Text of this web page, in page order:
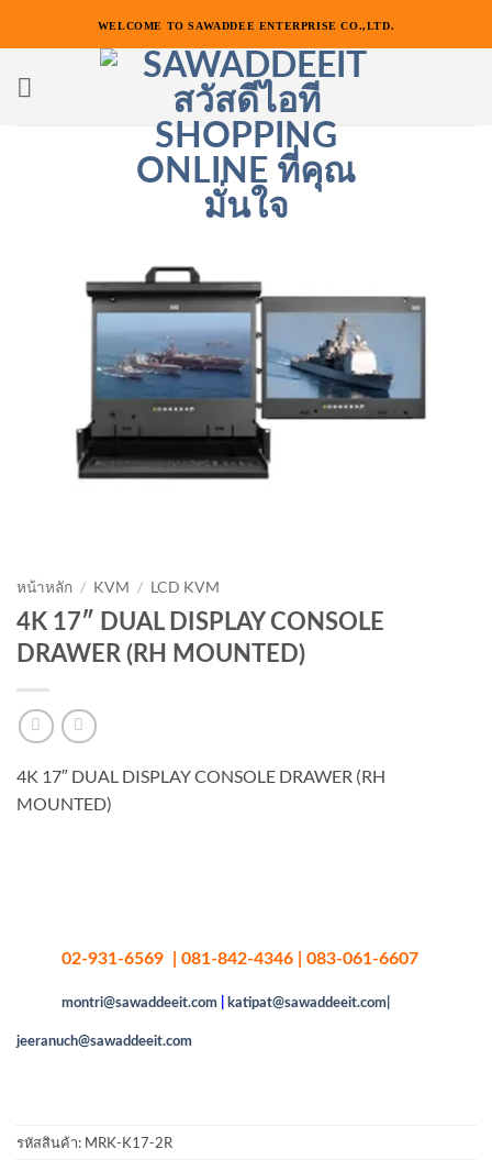
เนื้อหา
WELCOME TO SAWADDEE ENTERPRISE CO.,LTD.
หน้าหลัก / KVM / LCD KVM
4K 17″ DUAL DISPLAY CONSOLE
DRAWER (RH MOUNTED)
4K 17″ DUAL DISPLAY CONSOLE DRAWER (RH
MOUNTED)
02-931-6569 | 081-842-4346 | 083-061-6607
montri@sawaddeeit.com katipat@sawaddeeit.com|
jeeranuch@sawaddeeit.com
รหัสสินค้า: MRK-K17-2R